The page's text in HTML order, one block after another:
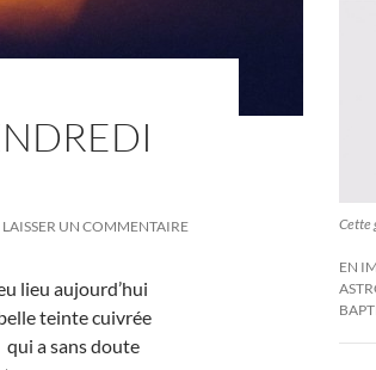
LAISSER UN COMMENTAIRE
lieu aujourd’hui
teinte cuivrée
a sans doute
Cette
EN